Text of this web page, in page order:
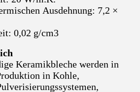
Ausdehnung: 7,2 ×
0,02 g/cm3
Keramikbleche werden in
in Kohle,